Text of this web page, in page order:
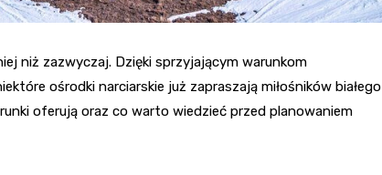
niż zazwyczaj. Dzięki sprzyjającym warunkom
ośrodki narciarskie już zapraszają miłośników białego
oferują oraz co warto wiedzieć przed planowaniem